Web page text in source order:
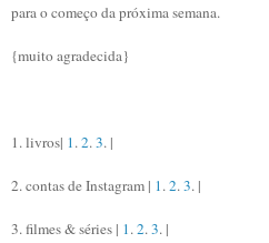
para o começo da próxima semana.
{muito agradecida}
1. livros| 1.2.3. |
2. contas de Instagram | 1.2.3. |
3. filmes & séries | 1.2.3. |